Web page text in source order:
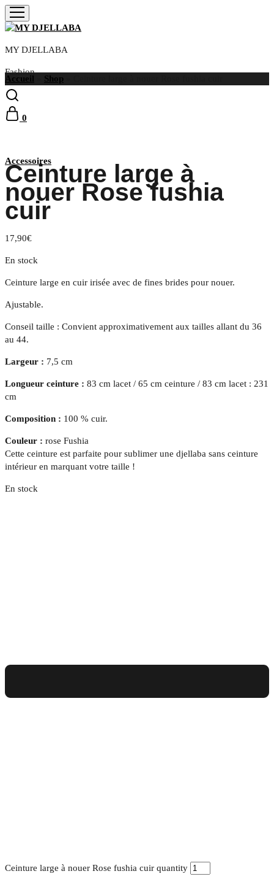
MY DJELLABA
Fashion
0
Accueil Shop
Selection
Accessoires
Ceinture large à
nouer Rose fushia
cuir
17,90€
En stock
Ceinture large en cuir irisée avec de fines brides pour nouer.
Ajustable.
Conseil taille : Convient approximativement aux tailles allant du 36
au 44.
Largeur : 7,5 cm
Longueur ceinture : 83 cm lacet / 65 cm ceinture / 83 cm lacet : 231
cm
Composition : 100 % cuir.
Couleur : rose Fushia
Cette ceinture est parfaite pour sublimer une djellaba sans ceinture
intérieur en marquant votre taille !
En stock
Ceinture large à nouer Rose fushia cuir quantity